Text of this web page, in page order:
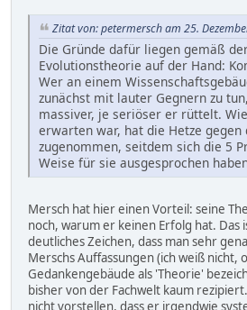
Zitat von: petermersch am 25.
Die Gründe dafür liegen gemäß
Evolutionstheorie auf der Hand:
Wer an einem
zunächst mit lauter Gegnern zu
massiver, je seriöser er rüttelt.
erwarten war, hat die Hetze gegen
zugenommen, seitdem sich die 5
Weise für sie ausgesprochen
Mersch hat hier einen Vorteil: seine
noch, warum er keinen Erfolg hat. Das
deutliches Zeichen, dass man sehr
Merschs Auffassungen (ich weiß nicht,
Gedankengebäude als 'Theorie'
bisher von der Fachwelt kaum
nicht vorstellen, dass er irgendwie